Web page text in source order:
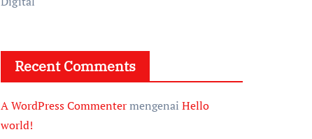
Recent Comments
A WordPress Commentermengenai Hello
world!